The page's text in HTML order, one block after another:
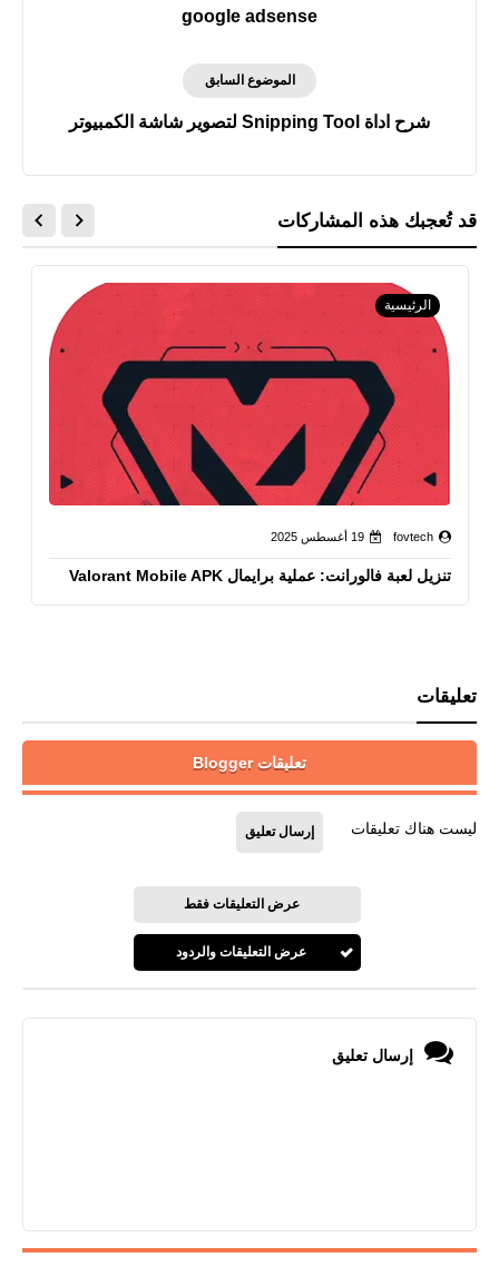
google adsense
الموضوع السابق
شرح اداة Snipping Tool لتصوير شاشة الكمبيوتر
قد تُعجبك هذه المشاركات
الرئيسية
fovtech 19 أغسطس 2025
تنزيل لعبة فالورانت: عملية برايمال Valorant Mobile APK
تعليقات
تعليقات Blogger
ليست هناك تعليقات إرسال تعليق
عرض التعليقات فقط
عرض التعليقات والردود
إرسال تعليق